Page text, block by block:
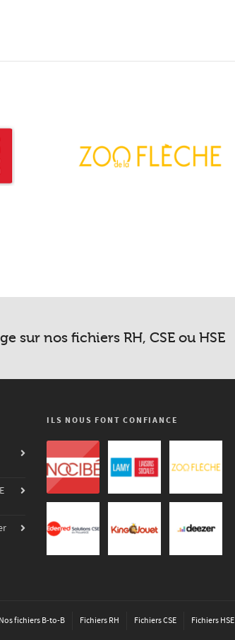
sur nos fichiers RH, CSE ou HSE
ILS NOUS FONT CONFIANCE
Nos fichiers B-to-B Fichiers RH Fichiers CSE Fichiers HSE